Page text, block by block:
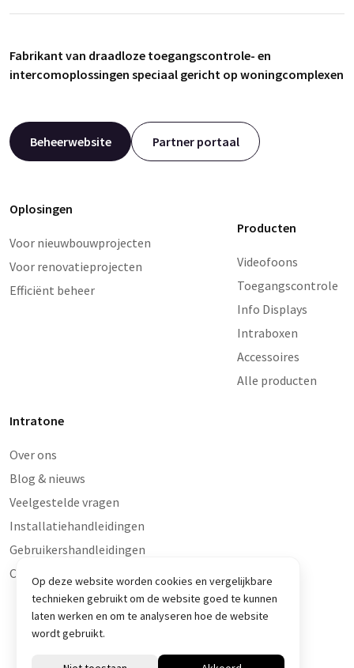
Fabrikant van draadloze toegangscontrole- en
intercomoplossingen speciaal gericht op woningcomplexen
Beheerwebsite Partner portaal
Oplosingen
Voor nieuwbouwprojecten
Voor renovatieprojecten
Efficiënt beheer
Producten
Videofoons
Toegangscontrole
Info Displays
Intraboxen
Accessoires
Alle producten
Intratone
Over ons
Blog & nieuws
Veelgestelde vragen
Installatiehandleidingen
Gebruikershandleidingen
Contact en storingen
© Intratone 2026
Op deze website worden cookies en vergelijkbare
technieken gebruikt om de website goed te kunnen
laten werken en om te analyseren hoe de website
wordt gebruikt.